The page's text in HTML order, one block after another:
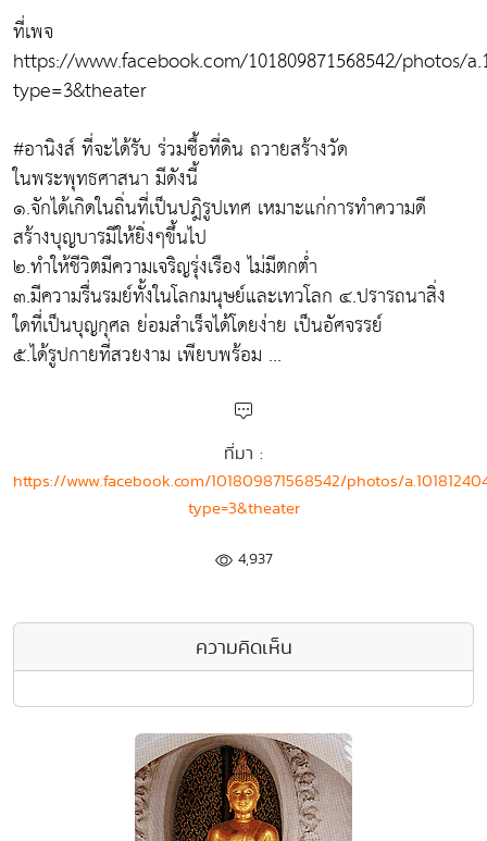
ที่เพจ
https://www.facebook.com/101809871568542/photos/
type=3&theater
#อานิงส์ ที่จะได้รับ ร่วมซื้อที่ดิน ถวายสร้างวัด
ในพระพุทธศาสนา มีดังนี้
๑.จักได้เกิดในถิ่นที่เป็นปฎิรูปเทศ เหมาะแก่การทำความดี
สร้างบุญบารมีให้ยิ่งๆขึ้นไป
๒.ทำให้ชีวิตมีความเจริญรุ่งเรือง ไม่มีตกต่ำ
๓.มีความรื่นรมย์ทั้งในโลกมนุษย์และเทวโลก ๔.ปรารถนาสิ่ง
ใดที่เป็นบุญกุศล ย่อมสำเร็จได้โดยง่าย เป็นอัศจรรย์
๕.ได้รูปกายที่สวยงาม เพียบพร้อม ...
ที่มา :
https://www.facebook.com/101809871568542/photos/
type=3&theater
4,937
ความคิดเห็น